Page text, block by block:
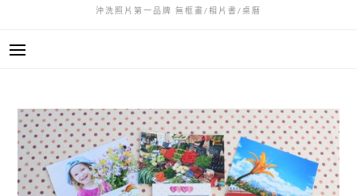
沖洗照片第一品牌 無框畫/相片書/桌曆